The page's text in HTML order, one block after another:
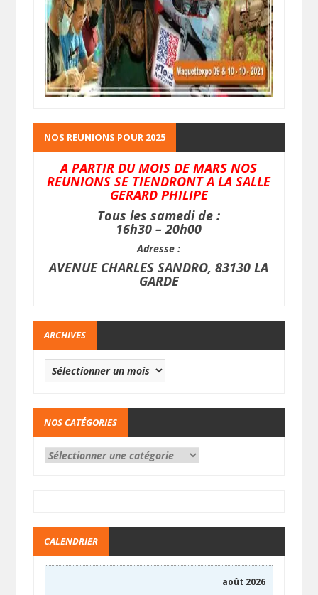
NOS REUNIONS POUR 2025
A PARTIR DU MOIS DE MARS NOS
REUNIONS SE TIENDRONT A LA SALLE
GERARD PHILIPE
Tous les samedi de :
16h30 – 20h00
Adresse :
AVENUE CHARLES SANDRO, 83130 LA
GARDE
ARCHIVES
NOS CATÉGORIES
CALENDRIER
août 2026